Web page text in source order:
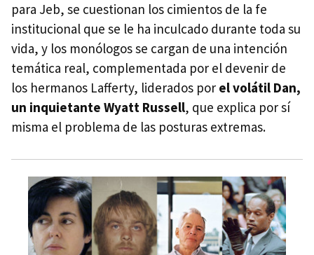
para Jeb, se cuestionan los cimientos de la fe
institucional que se le ha inculcado durante toda su
vida, y los monólogos se cargan de una intención
temática real, complementada por el devenir de
los hermanos Lafferty, liderados por el volátil Dan,
un inquietante Wyatt Russell, que explica por sí
misma el problema de las posturas extremas.